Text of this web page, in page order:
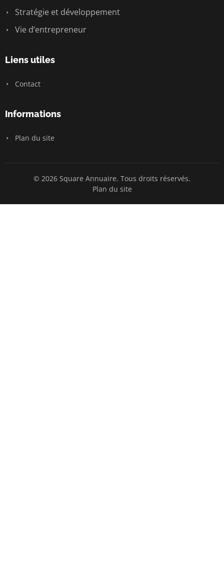
Stratégie et développement
Vie d’entrepreneur
Liens utiles
Contact
Informations
Plan du site
© 2026 Square Annuaire. Tous droits réservés.
Plan du site